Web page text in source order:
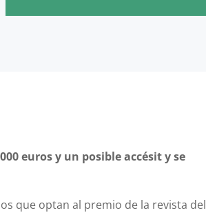
euros y un posible accésit y se
que optan al premio de la revista del